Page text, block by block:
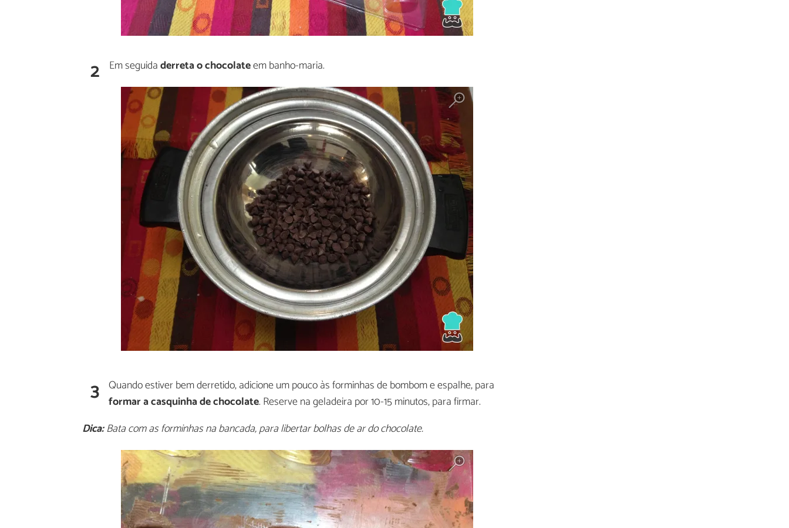
2 Em seguidaderreta o chocolateem banho-maria.
3 Quando estiver bem derretido, adicione um pouco às forminhas de bombom e espalhe, para
formar a casquinha de chocolate. Reserve na geladeira por 10-15 minutos, para firmar.
Dica:Bata com as forminhas na bancada, para libertar bolhas de ar do chocolate.